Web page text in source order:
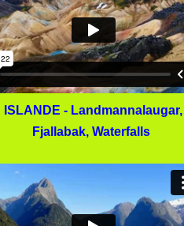
ISLANDE - Landmannalaugar,
Fjallabak, Waterfalls